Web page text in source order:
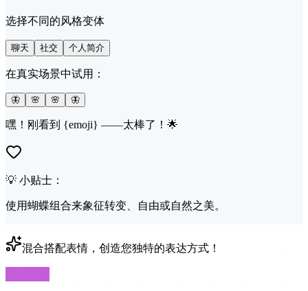
选择不同的风格变体
聊天 社交 个人简介
在真实场景中试用：
🦋 🌸 🌸 🦋
嘿！刚看到 {emoji} ——太棒了！🌟
💡 小贴士：
使用蝴蝶组合来象征转变、自由或自然之美。
混合搭配表情，创造您独特的表达方式！